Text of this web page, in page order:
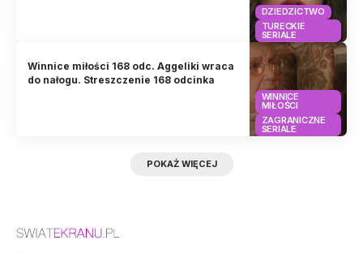
DZIEDZICTWO
TURECKIE
SERIALE
WINNICE
MIŁOŚCI
ZAGRANICZNE
SERIALE
Winnice miłości 168 odc. Aggeliki wraca
do nałogu. Streszczenie 168 odcinka
POKAŻ WIĘCEJ